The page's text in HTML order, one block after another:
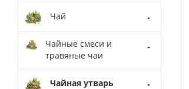
Чай
Чайные смеси и
травяные чаи
Чайная утварь